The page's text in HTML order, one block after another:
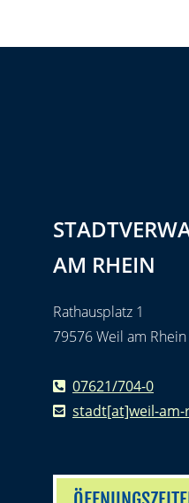
AM RHEIN
Rathausplatz 1
79576 Weil am Rhein
07621/704-0
stadt[at]weil-